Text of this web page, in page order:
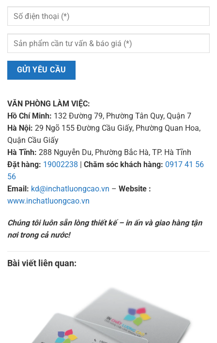
VĂN PHÒNG LÀM VIỆC:
Hồ Chí Minh: 132 Đường 79, Phường Tân Quy, Quận 7
Hà Nội: 29 Ngõ 155 Đường Cầu Giấy, Phường Quan Hoa,
Quận Cầu Giấy
Hà Tĩnh: 288 Nguyễn Du, Phường Bắc Hà, TP. Hà Tĩnh
Đặt hàng: 19002238 | Chăm sóc khách hàng: 0917 41 56
56
Email: kd@inchatluongcao.vn – Website :
www.inchatluongcao.vn
Chúng tôi luôn sẵn lòng thiết kế – in ấn và giao hàng tận
nơi trong cả nước!
Bài viết liên quan: